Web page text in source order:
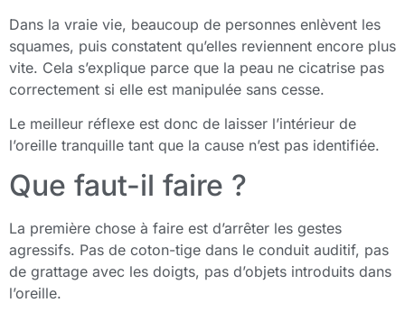
Dans la vraie vie, beaucoup de personnes enlèvent les
squames, puis constatent qu’elles reviennent encore plus
vite. Cela s’explique parce que la peau ne cicatrise pas
correctement si elle est manipulée sans cesse.
Le meilleur réflexe est donc de laisser l’intérieur de
l’oreille tranquille tant que la cause n’est pas identifiée.
Que faut-il faire ?
La première chose à faire est d’arrêter les gestes
agressifs. Pas de coton-tige dans le conduit auditif, pas
de grattage avec les doigts, pas d’objets introduits dans
l’oreille.